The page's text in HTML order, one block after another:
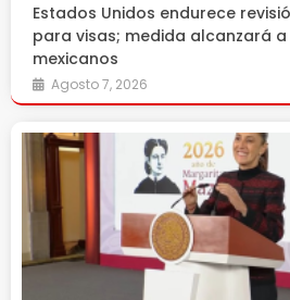
Estados Unidos endurece
para visas; medida alcanzará
mexicanos
Agosto 7, 2026